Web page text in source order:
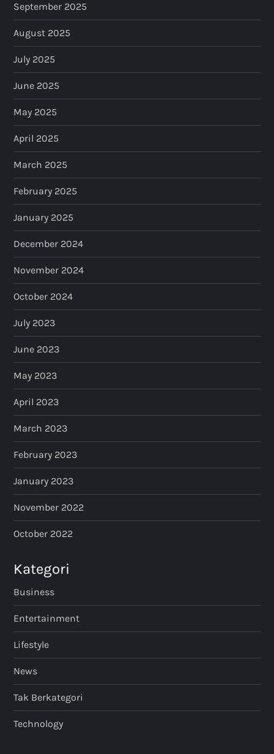
September 2025
August 2025
July 2025
June 2025
May 2025
April 2025
March 2025
February 2025
January 2025
December 2024
November 2024
October 2024
July 2023
June 2023
May 2023
April 2023
March 2023
February 2023
January 2023
November 2022
October 2022
Kategori
Business
Entertainment
Lifestyle
News
Tak Berkategori
Technology